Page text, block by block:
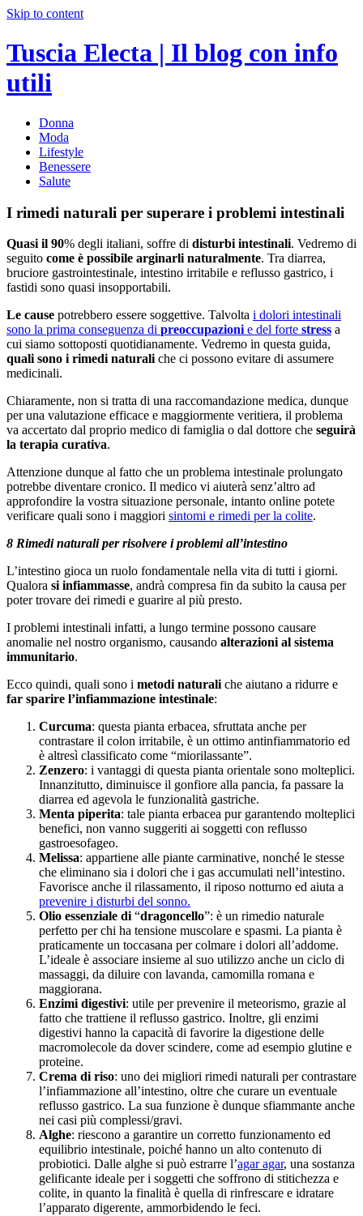
Skip to content
Tuscia Electa | Il blog con info
utili
Donna
Moda
Lifestyle
Benessere
Salute
I rimedi naturali per superare i problemi intestinali
Quasi il 90% degli italiani, soffre di disturbi intestinali. Vedremo di
seguito come è possibile arginarli naturalmente. Tra diarrea,
bruciore gastrointestinale, intestino irritabile e reflusso gastrico, i
fastidi sono quasi insopportabili.
Le cause potrebbero essere soggettive. Talvolta i dolori intestinali
sono la prima conseguenza di preoccupazioni e del forte stress a
cui siamo sottoposti quotidianamente. Vedremo in questa guida,
quali sono i rimedi naturali che ci possono evitare di assumere
medicinali.
Chiaramente, non si tratta di una raccomandazione medica, dunque
per una valutazione efficace e maggiormente veritiera, il problema
va accertato dal proprio medico di famiglia o dal dottore che seguirà
la terapia curativa.
Attenzione dunque al fatto che un problema intestinale prolungato
potrebbe diventare cronico. Il medico vi aiuterà senz’altro ad
approfondire la vostra situazione personale, intanto online potete
verificare quali sono i maggiori sintomi e rimedi per la colite.
8 Rimedi naturali per risolvere i problemi all’intestino
L’intestino gioca un ruolo fondamentale nella vita di tutti i giorni.
Qualora si infiammasse, andrà compresa fin da subito la causa per
poter trovare dei rimedi e guarire al più presto.
I problemi intestinali infatti, a lungo termine possono causare
anomalie nel nostro organismo, causando alterazioni al sistema
immunitario.
Ecco quindi, quali sono i metodi naturali che aiutano a ridurre e
far sparire l’infiammazione intestinale:
Curcuma: questa pianta erbacea, sfruttata anche per
contrastare il colon irritabile, è un ottimo antinfiammatorio ed
è altresì classificato come “miorilassante”.
Zenzero: i vantaggi di questa pianta orientale sono molteplici.
Innanzitutto, diminuisce il gonfiore alla pancia, fa passare la
diarrea ed agevola le funzionalità gastriche.
Menta piperita: tale pianta erbacea pur garantendo molteplici
benefici, non vanno suggeriti ai soggetti con reflusso
gastroesofageo.
Melissa: appartiene alle piante carminative, nonché le stesse
che eliminano sia i dolori che i gas accumulati nell’intestino.
Favorisce anche il rilassamento, il riposo notturno ed aiuta a
prevenire i disturbi del sonno.
Olio essenziale di “dragoncello”: è un rimedio naturale
perfetto per chi ha tensione muscolare e spasmi. La pianta è
praticamente un toccasana per colmare i dolori all’addome.
L’ideale è associare insieme al suo utilizzo anche un ciclo di
massaggi, da diluire con lavanda, camomilla romana e
maggiorana.
Enzimi digestivi: utile per prevenire il meteorismo, grazie al
fatto che trattiene il reflusso gastrico. Inoltre, gli enzimi
digestivi hanno la capacità di favorire la digestione delle
macromolecole da dover scindere, come ad esempio glutine e
proteine.
Crema di riso: uno dei migliori rimedi naturali per contrastare
l’infiammazione all’intestino, oltre che curare un eventuale
reflusso gastrico. La sua funzione è dunque sfiammante anche
nei casi più complessi/gravi.
Alghe: riescono a garantire un corretto funzionamento ed
equilibrio intestinale, poiché hanno un alto contenuto di
probiotici. Dalle alghe si può estrarre l’agar agar, una sostanza
gelificante ideale per i soggetti che soffrono di stitichezza e
colite, in quanto la finalità è quella di rinfrescare e idratare
l’apparato digerente, ammorbidendo le feci.